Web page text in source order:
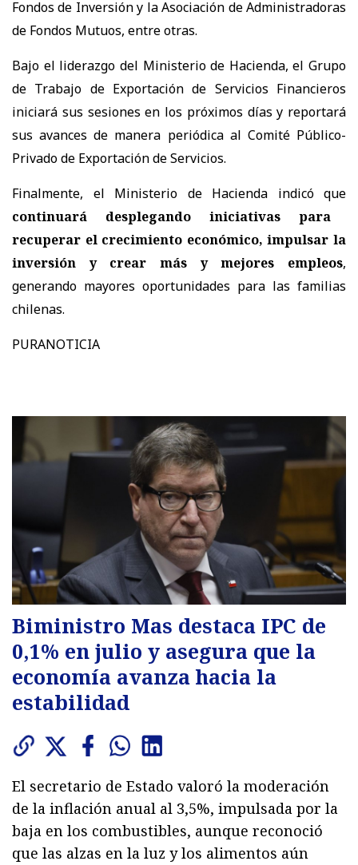
Fondos de Inversión y la Asociación de Administradoras
de Fondos Mutuos, entre otras.
Bajo el liderazgo del Ministerio de Hacienda, el Grupo
de Trabajo de Exportación de Servicios Financieros
iniciará sus sesiones en los próximos días y reportará
sus avances de manera periódica al Comité Público-
Privado de Exportación de Servicios.
Finalmente, el Ministerio de Hacienda indicó que
continuará desplegando iniciativas para
recuperar el crecimiento económico, impulsar la
inversión y crear más y mejores empleos,
generando mayores oportunidades para las familias
chilenas.
PURANOTICIA
Biministro Mas destaca IPC de
0,1% en julio y asegura que la
economía avanza hacia la
estabilidad
El secretario de Estado valoró la moderación
de la inflación anual al 3,5%, impulsada por la
baja en los combustibles, aunque reconoció
que las alzas en la luz y los alimentos aún